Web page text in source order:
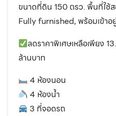
ขนาดที่ดิน 150 ตรว. พื้นที่ใช้
Fully furnished, พร้อมเข้าอยู่
ลดราคาพิเศษเหลือเพียง
ล้านบาท
4 ห้องนอน
4 ห้องน้ำ
3 ที่จอดรถ